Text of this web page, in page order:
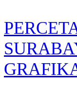
Skip
to
content